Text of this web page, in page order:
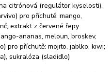
citrónová (regulátor kyselosti),
pro příchutě: mango,
extrakt z červené řepy
ananas, meloun, broskev,
pro příchutě: mojito, jablko, kiwi;
sukralóza (sladidlo)